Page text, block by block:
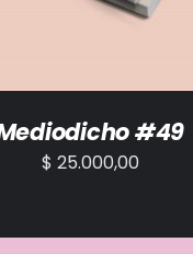
#49
$ 25.000,00